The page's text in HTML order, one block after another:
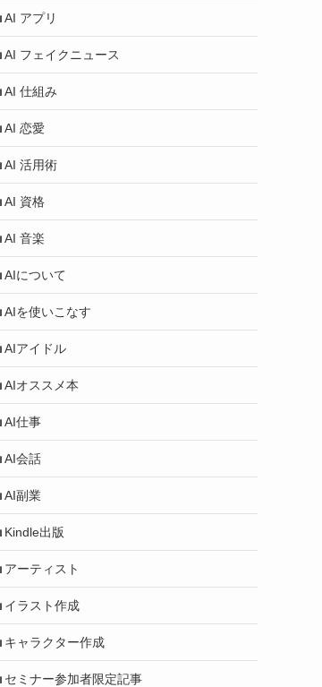
AI アプリ
AI フェイクニュース
AI 仕組み
AI 恋愛
AI 活用術
AI 資格
AI 音楽
AIについて
AIを使いこなす
AIアイドル
AIオススメ本
AI仕事
AI会話
AI副業
Kindle出版
アーティスト
イラスト作成
キャラクター作成
セミナー参加者限定記事